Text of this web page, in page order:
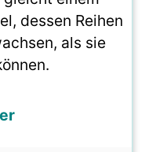
dessen Reihen
als sie